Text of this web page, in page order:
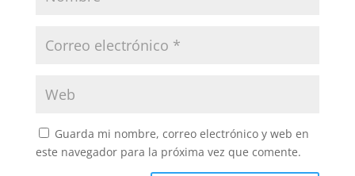
Guarda mi nombre, correo electrónico y web en
este navegador para la próxima vez que comente.